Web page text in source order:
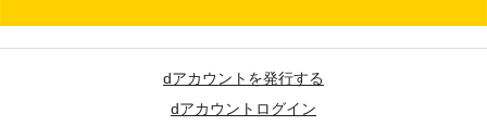
dアカウントを発行する
dアカウントログイン